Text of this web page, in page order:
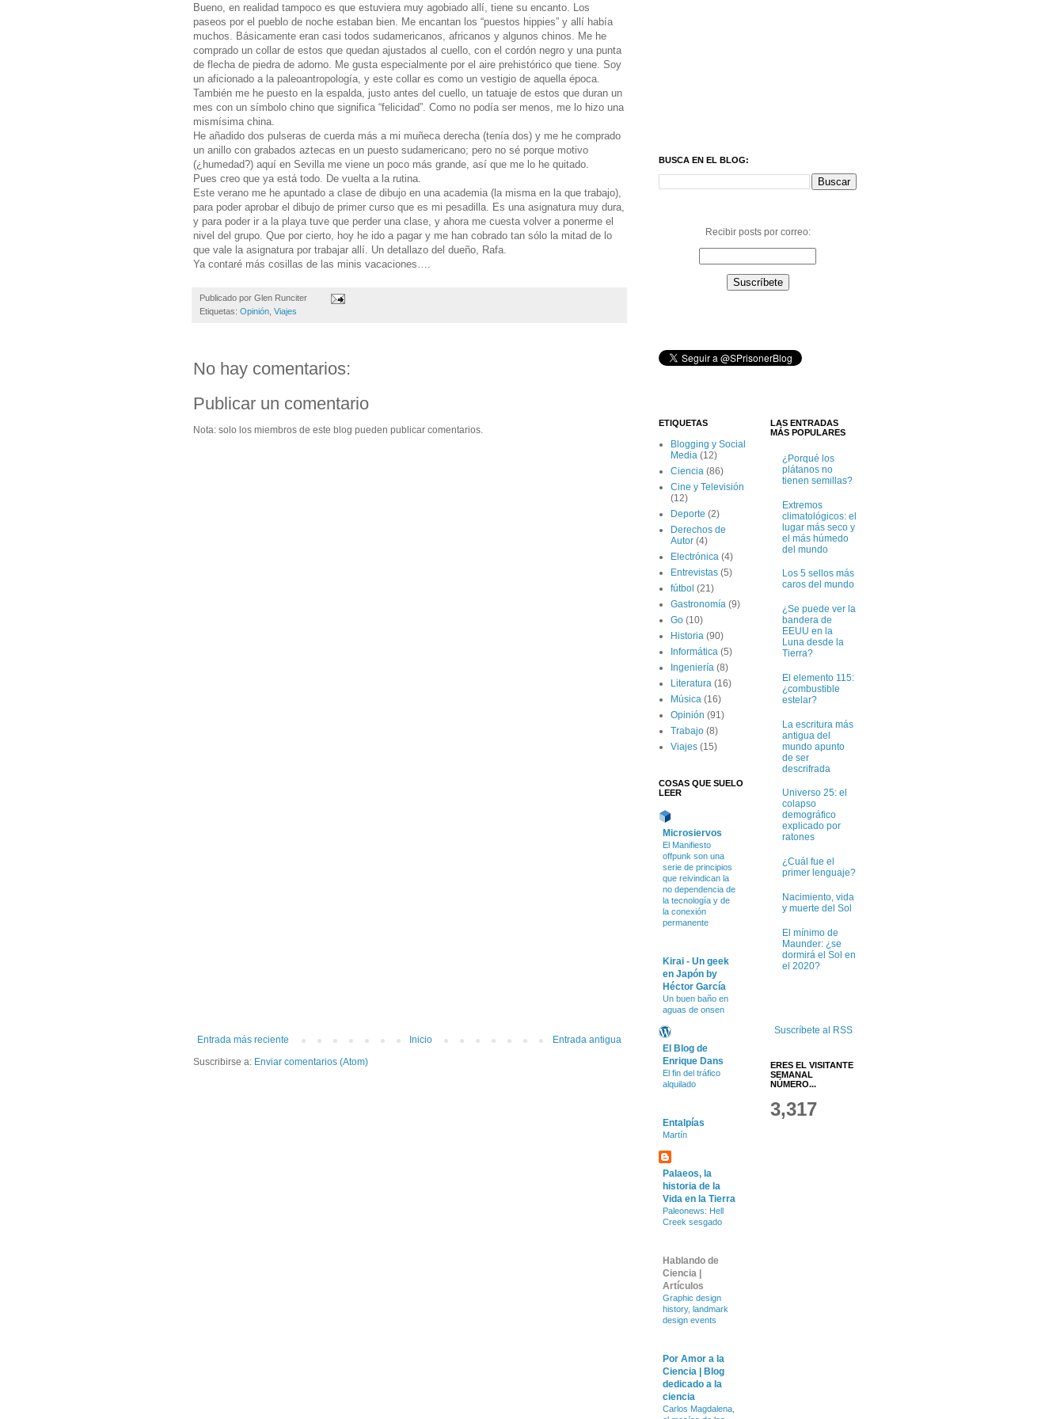
Bueno, en realidad tampoco es que estuviera muy agobiado allí, tiene su encanto. Los
paseos por el pueblo de noche estaban bien. Me encantan los “puestos hippies” y allí había
muchos. Básicamente eran casi todos sudamericanos, africanos y algunos chinos. Me he
comprado un collar de estos que quedan ajustados al cuello, con el cordón negro y una punta
de flecha de piedra de adorno. Me gusta especialmente por el aire prehistórico que tiene. Soy
un aficionado a la paleoantropología, y este collar es como un vestigio de aquella época.
También me he puesto en la espalda, justo antes del cuello, un tatuaje de estos que duran un
mes con un símbolo chino que significa “felicidad”. Como no podía ser menos, me lo hizo una
mismísima china.
He añadido dos pulseras de cuerda más a mi muñeca derecha (tenía dos) y me he comprado
un anillo con grabados aztecas en un puesto sudamericano; pero no sé porque motivo
(¿humedad?) aquí en Sevilla me viene un poco más grande, así que me lo he quitado.
Pues creo que ya está todo. De vuelta a la rutina.
Este verano me he apuntado a clase de dibujo en una academia (la misma en la que trabajo),
para poder aprobar el dibujo de primer curso que es mi pesadilla. Es una asignatura muy dura,
y para poder ir a la playa tuve que perder una clase, y ahora me cuesta volver a ponerme el
nivel del grupo. Que por cierto, hoy he ido a pagar y me han cobrado tan sólo la mitad de lo
que vale la asignatura por trabajar allí. Un detallazo del dueño, Rafa.
Ya contaré más cosillas de las minis vacaciones….
Publicado por Glen Runciter
Etiquetas: Opinión Viajes
No hay comentarios:
Publicar un comentario
Nota: solo los miembros de este blog pueden publicar comentarios.
Entrada más reciente Entrada antigua
Inicio
Suscribirse a: Enviar comentarios (Atom)
BUSCA EN EL BLOG:
Recibir posts por correo:
ETIQUETAS
Blogging y Social
Media (12)
Ciencia (86)
Cine y Televisión
(12)
Deporte (2)
Derechos de
Autor (4)
Electrónica (4)
Entrevistas (5)
fútbol (21)
Gastronomía (9)
Go (10)
Historia (90)
Informática (5)
Ingeniería (8)
Literatura (16)
Música (16)
Opinión (91)
Trabajo (8)
Viajes (15)
COSAS QUE SUELO
LEER
Microsiervos
El Manifiesto
offpunk son una
serie de principios
que reivindican la
no dependencia de
la tecnología y de
la conexión
permanente
Kirai - Un geek
en Japón by
Héctor García
Un buen baño en
aguas de onsen
El Blog de
Enrique Dans
El fin del tráfico
alquilado
Entalpías
Martín
Palaeos, la
historia de la
Vida en la Tierra
Paleonews: Hell
Creek sesgado
Hablando de
Ciencia |
Artículos
Graphic design
history, landmark
design events
Por Amor a la
Ciencia | Blog
dedicado a la
ciencia
Carlos Magdalena,
LAS ENTRADAS
MÁS POPULARES
¿Porqué los
plátanos no
tienen semillas?
Extremos
climatológicos: el
lugar más seco y
el más húmedo
del mundo
Los 5 sellos más
caros del mundo
¿Se puede ver la
bandera de
EEUU en la
Luna desde la
Tierra?
El elemento 115:
¿combustible
estelar?
La escritura más
antigua del
mundo apunto
de ser
descrifrada
Universo 25: el
colapso
demográfico
explicado por
ratones
¿Cuál fue el
primer lenguaje?
Nacimiento, vida
y muerte del Sol
El mínimo de
Maunder: ¿se
dormirá el Sol en
el 2020?
Suscríbete al RSS
ERES EL VISITANTE
SEMANAL
NÚMERO...
3,317